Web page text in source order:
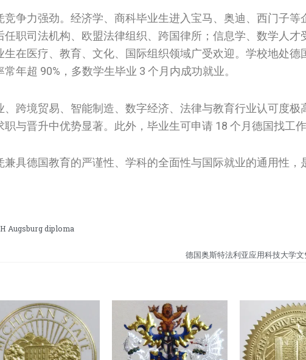
争力强劲。经济学、商科毕业生进入宝马、奥迪、西门子等
职司法机构、欧盟法律组织、跨国律所；信息学、数学人才
在医疗、教育、文化、国际组织领域广受欢迎。学校地处德
年超 90%，多数学生毕业 3 个月内成功就业。
跨境贸易、智能制造、数字经济、法律与教育行业认可度极
与晋升中优势显著。此外，毕业生可申请 18 个月德国找工
具德国教育的严谨性、学科的全面性与国际就业的通用性，
Augsburg diploma
德国奥斯特法利亚应用科技大学